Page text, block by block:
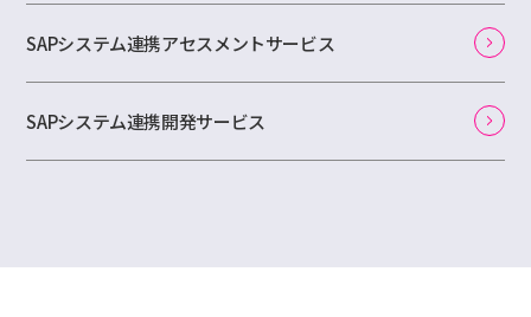
SAPシステム連携アセスメントサービス
SAPシステム連携開発サービス